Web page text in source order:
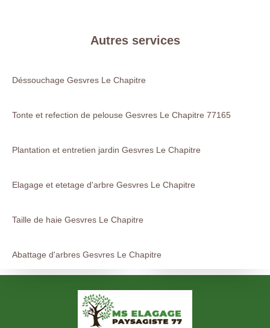
Autres services
Déssouchage Gesvres Le Chapitre
Tonte et refection de pelouse Gesvres Le Chapitre 77165
Plantation et entretien jardin Gesvres Le Chapitre
Elagage et etetage d'arbre Gesvres Le Chapitre
Taille de haie Gesvres Le Chapitre
Abattage d'arbres Gesvres Le Chapitre